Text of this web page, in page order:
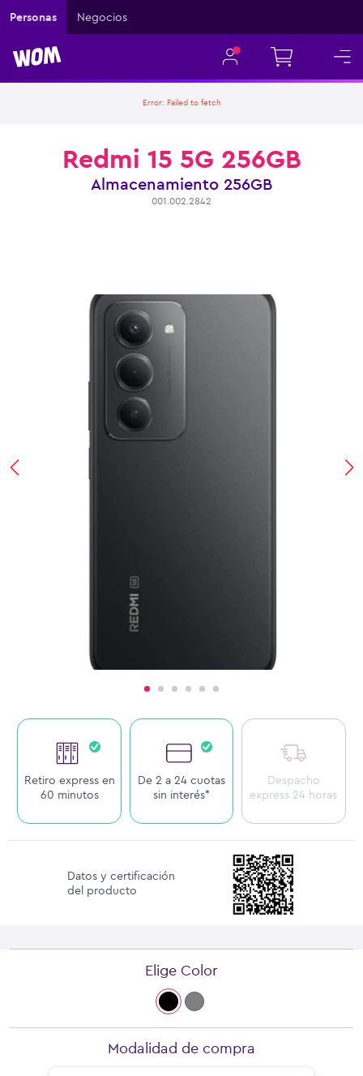
Personas Negocios
Error: Failed to fetch
Redmi 15 5G 256GB
Almacenamiento 256GB
001.002.2842
Retiro express en
60 minutos
De 2 a 24 cuotas
sin interés*
Despacho
express 24 horas
Datos y certificación
del producto
Elige Color
Modalidad de compra